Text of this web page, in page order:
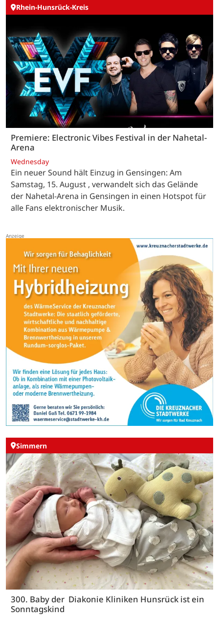
Rhein-Hunsrück-Kreis
Premiere: Electronic Vibes Festival in der Nahetal-
Arena
Wednesday
Ein neuer Sound hält Einzug in Gensingen: Am
Samstag, 15. August , verwandelt sich das Gelände
der Nahetal-Arena in Gensingen in einen Hotspot für
alle Fans elektronischer Musik.
Simmern
300. Baby der Diakonie Kliniken Hunsrück ist ein
Sonntagskind